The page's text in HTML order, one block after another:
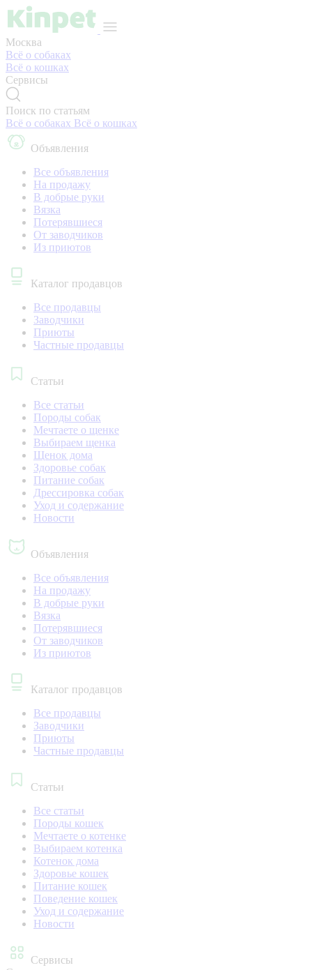
Москва
Всё о собаках
Всё о кошках
Сервисы
Поиск по статьям
Всё о собаках Всё о кошках
Объявления
Все объявления
На продажу
В добрые руки
Вязка
Потерявшиеся
От заводчиков
Из приютов
Каталог продавцов
Все продавцы
Заводчики
Приюты
Частные продавцы
Статьи
Все статьи
Породы собак
Мечтаете о щенке
Выбираем щенка
Щенок дома
Здоровье собак
Питание собак
Дрессировка собак
Уход и содержание
Новости
Объявления
Все объявления
На продажу
В добрые руки
Вязка
Потерявшиеся
От заводчиков
Из приютов
Каталог продавцов
Все продавцы
Заводчики
Приюты
Частные продавцы
Статьи
Все статьи
Породы кошек
Мечтаете о котенке
Выбираем котенка
Котенок дома
Здоровье кошек
Питание кошек
Поведение кошек
Уход и содержание
Новости
Сервисы